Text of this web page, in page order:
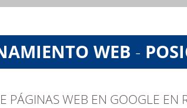
WEB -
PÁGINAS WEB EN GOOGLE EN